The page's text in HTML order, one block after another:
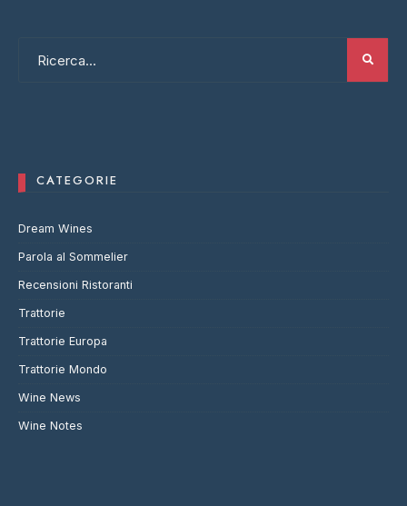
CATEGORIE
Dream Wines
Parola al Sommelier
Recensioni Ristoranti
Trattorie
Trattorie Europa
Trattorie Mondo
Wine News
Wine Notes